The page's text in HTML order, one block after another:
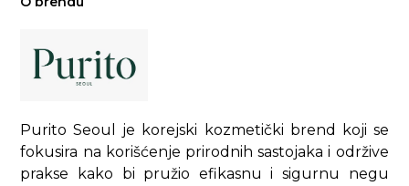
Purito Seoul je korejski kozmetički brend koji se
fokusira na korišćenje prirodnih sastojaka i održive
prakse kako bi pružio efikasnu i sigurnu negu